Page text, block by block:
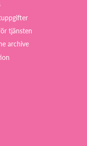
tjänsten
archive